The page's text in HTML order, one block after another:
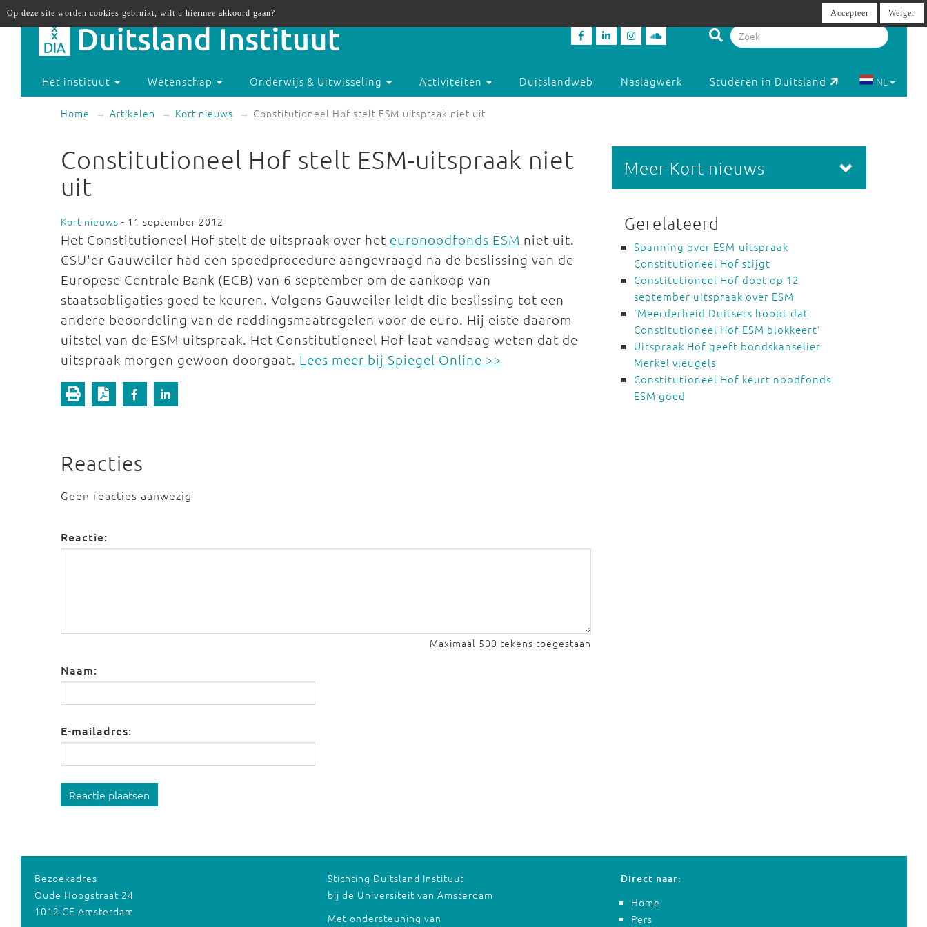
Het instituut Wetenschap Onderwijs & Uitwisseling Activiteiten Duitslandweb Naslagwerk Studeren in Duitsland NL
Home Artikelen Kort nieuws Constitutioneel Hof stelt ESM-uitspraak niet uit
Constitutioneel Hof stelt ESM-uitspraak niet
uit
Kort nieuws - 11 september 2012
Het Constitutioneel Hof stelt de uitspraak over het euronoodfonds ESM niet uit.
CSU'er Gauweiler had een spoedprocedure aangevraagd na de beslissing van de
Europese Centrale Bank (ECB) van 6 september om de aankoop van
staatsobligaties goed te keuren. Volgens Gauweiler leidt die beslissing tot een
andere beoordeling van de reddingsmaatregelen voor de euro. Hij eiste daarom
uitstel van de ESM-uitspraak. Het Constitutioneel Hof laat vandaag weten dat de
uitspraak morgen gewoon doorgaat. Lees meer bij Spiegel Online >>
Reacties
Geen reacties aanwezig
Reactie:
Maximaal 500 tekens toegestaan
Naam:
E-mailadres:
Reactie plaatsen
Meer Kort nieuws
Gerelateerd
Spanning over ESM-uitspraak
Constitutioneel Hof stijgt
Constitutioneel Hof doet op 12
september uitspraak over ESM
'Meerderheid Duitsers hoopt dat
Constitutioneel Hof ESM blokkeert'
Uitspraak Hof geeft bondskanselier
Merkel vleugels
Constitutioneel Hof keurt noodfonds
ESM goed
Bezoekadres
Oude Hoogstraat 24
1012 CE Amsterdam
Stichting Duitsland Instituut
bij de Universiteit van Amsterdam
Met ondersteuning van
Direct naar:
Home
Pers
Op deze site worden cookies gebruikt, wilt u hiermee akkoord gaan? Accepteer Weiger